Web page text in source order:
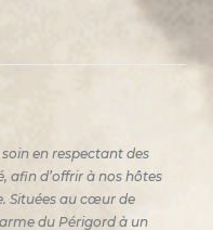
en respectant des
afin d’offrir à nos hôtes
Situées au cœur de
du Périgord à un